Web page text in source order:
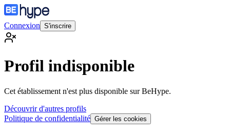
Connexion S'inscrire
Profil indisponible
Cet établissement n'est plus disponible sur BeHype.
Découvrir d'autres profils
Politique de confidentialité Gérer les cookies